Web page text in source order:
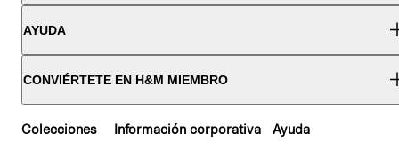
AYUDA
CONVIÉRTETE EN H&M MIEMBRO
Colecciones Información corporativa Ayuda